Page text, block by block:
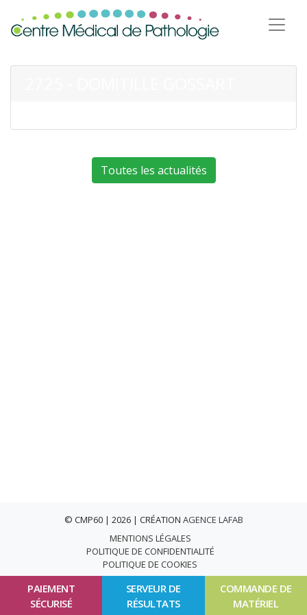
PAIEMENT
SÉCURISÉ
SERVEUR DE
RÉSULTATS
COMMANDE DE
MATÉRIEL
Toutes les actualités
© CMP60 | 2026 | CRÉATION AGENCE LAFAB
MENTIONS LÉGALES
POLITIQUE DE CONFIDENTIALITÉ
POLITIQUE DE COOKIES